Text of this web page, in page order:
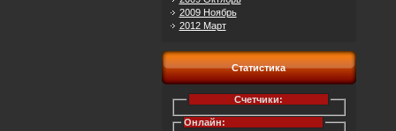
2009 Ноябрь
2012 Март
Статистика
Счетчики:
Онлайн: